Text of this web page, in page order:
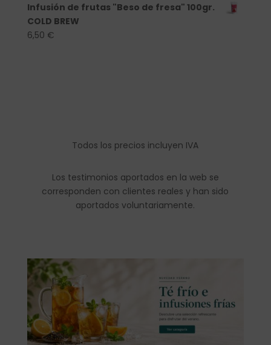
Infusión de frutas "Beso de fresa" 100gr.
COLD BREW
6,50 €
Todos los precios incluyen IVA
Los testimonios aportados en la web se
corresponden con clientes reales y han sido
aportados voluntariamente.